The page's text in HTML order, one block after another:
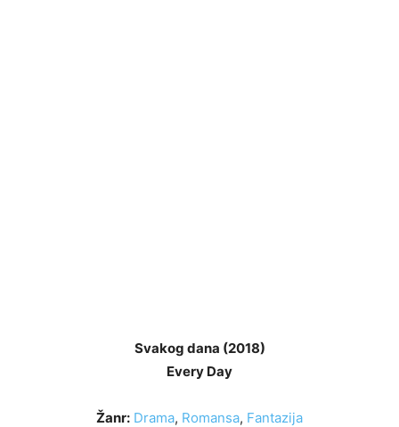
Svakog dana (2018)
Every Day
Žanr: Drama, Romansa, Fantazija